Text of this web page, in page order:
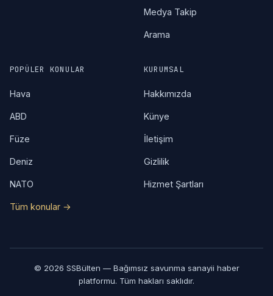
Medya Takip
Arama
POPÜLER KONULAR
Hava
ABD
Füze
Deniz
NATO
Tüm konular →
KURUMSAL
Hakkımızda
Künye
İletişim
Gizlilik
Hizmet Şartları
© 2026 SSBülten — Bağımsız savunma sanayii haber
platformu. Tüm hakları saklıdır.